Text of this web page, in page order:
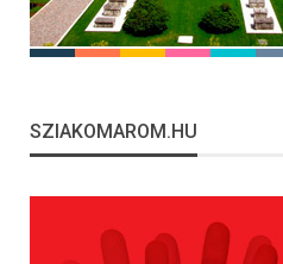
SZIAKOMAROM.HU